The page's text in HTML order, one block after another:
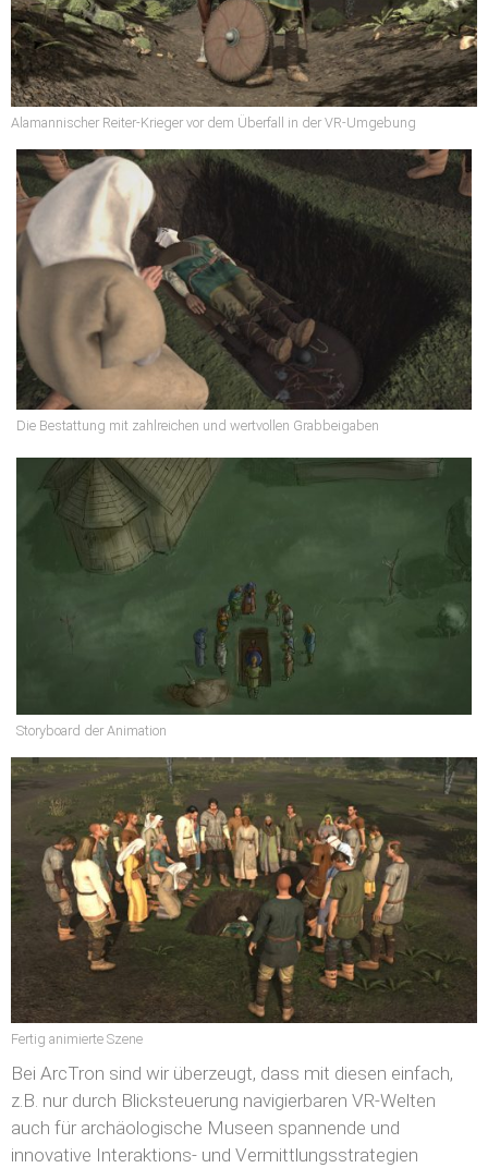
Alamannischer Reiter-Krieger vor dem Überfall in der VR-Umgebung
Die Bestattung mit zahlreichen und wertvollen Grabbeigaben
Storyboard der Animation
Fertig animierte Szene
Bei ArcTron sind wir überzeugt, dass mit diesen einfach,
z.B. nur durch Blicksteuerung navigierbaren VR-Welten
auch für archäologische Museen spannende und
innovative Interaktions- und Vermittlungsstrategien